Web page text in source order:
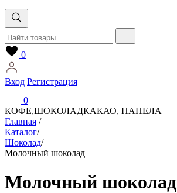
0
Вход Регистрация
0
КОФЕ,ШОКОЛАДКАКАО, ПАНЕЛА
Главная /
Каталог/
Шоколад/
Молочный шоколад
Молочный шоколад